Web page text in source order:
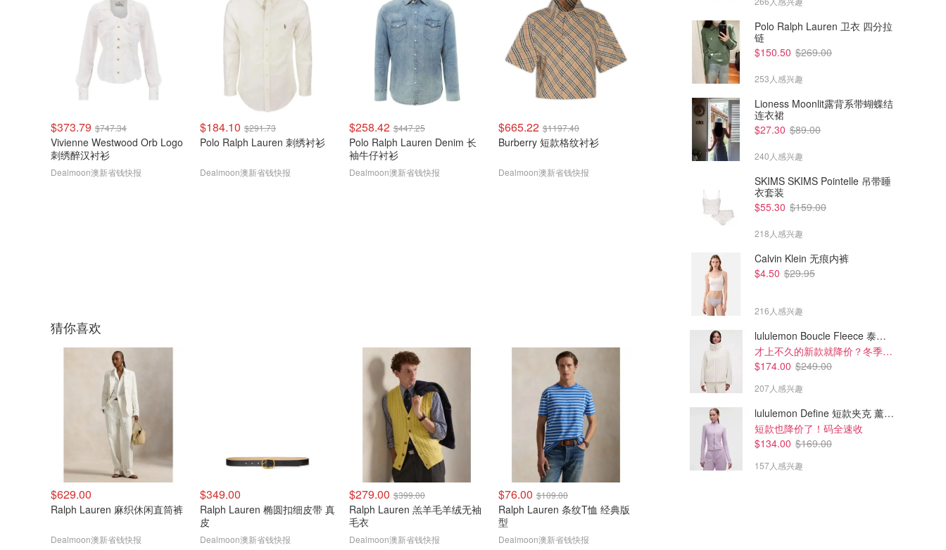
$373.79 $747.34
Vivienne Westwood Orb Logo
刺绣醉汉衬衫
Dealmoon澳新省钱快报
$184.10 $291.73
Polo Ralph Lauren 刺绣衬衫
Dealmoon澳新省钱快报
$258.42 $447.25
Polo Ralph Lauren Denim 长
袖牛仔衬衫
Dealmoon澳新省钱快报
$665.22 $1197.40
Burberry 短款格纹衬衫
Dealmoon澳新省钱快报
$1305.86
Burberry 格子衬衫
$492.00
猜你喜欢
$629.00
Ralph Lauren 麻织休闲直筒裤
Dealmoon澳新省钱快报
$349.00
Ralph Lauren 椭圆扣细皮带 真
皮
Dealmoon澳新省钱快报
$279.00 $399.00
Ralph Lauren 羔羊毛羊绒无袖
毛衣
Dealmoon澳新省钱快报
$76.00 $109.00
Ralph Lauren 条纹T恤 经典版
型
Dealmoon澳新省钱快报
Polo Ralph Lauren 卫衣 四分拉
链
$150.50 $269.00
253人感兴趣
Lioness Moonlit露背系带蝴蝶结
连衣裙
$27.30 $89.00
240人感兴趣
SKIMS SKIMS Pointelle 吊带睡
衣套装
$55.30 $159.00
218人感兴趣
Calvin Klein 无痕内裤
$4.50 $29.95
216人感兴趣
lululemon Boucle Fleece 泰迪外套
才上不久的新款就降价？冬季必备
$174.00 $249.00
207人感兴趣
lululemon Define 短款夹克 薰衣草紫
短款也降价了！码全速收
$134.00 $169.00
157人感兴趣